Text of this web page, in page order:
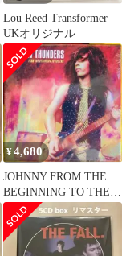
Lou Reed Transformer
UKオリジナル
¥4,680
JOHNNY FROM THE
BEGINNING TO THE
END124